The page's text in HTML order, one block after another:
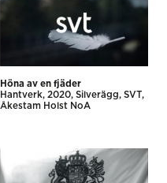
Höna av en fjäder
Hantverk 2020 Silverägg
SVT
Åkestam Holst NoA